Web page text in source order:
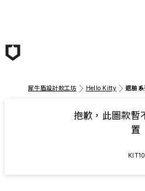
犀牛盾設計款工坊 Hello Kitty 遮臉
抱歉，此圖款暫
置